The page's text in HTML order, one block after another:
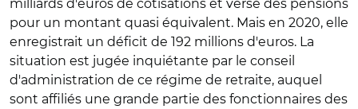
milliards d'euros de cotisations et versé des pensions
pour un montant quasi équivalent. Mais en 2020, elle
enregistrait un déficit de 192 millions d'euros. La
situation est jugée inquiétante par le conseil
d'administration de ce régime de retraite, auquel
sont affiliés une grande partie des fonctionnaires des